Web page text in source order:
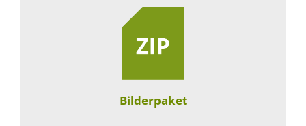
Bilderpaket